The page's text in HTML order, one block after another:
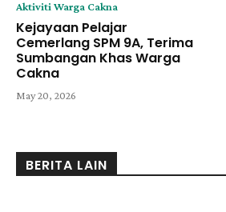
Aktiviti Warga Cakna
Kejayaan Pelajar
Cemerlang SPM 9A, Terima
Sumbangan Khas Warga
Cakna
May 20, 2026
BERITA LAIN